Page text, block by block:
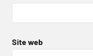
Site web